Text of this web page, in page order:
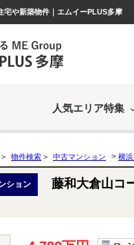
宅や新築物件｜エムイーPLUS多摩
人気エリア特集
> 物件検索 > 中古マンション > 横
ション 藤和大倉山コ